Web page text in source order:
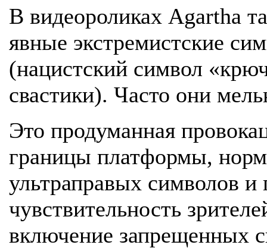
В видеороликах Agartha
явные экстремистские
(нацистский символ
свастики). Часто они
Это продуманная
границы платформы,
ультраправых символов и
чувствительность
включение запрещенных